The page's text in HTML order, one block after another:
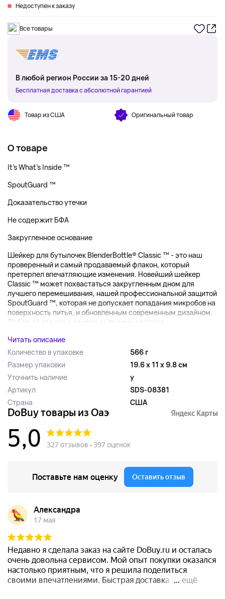
Недоступен к заказу
Все товары
В любой регион России за 15-20 дней
Бесплатная доставка с абсолютной гарантией
Товар из США Оригинальный товар
О товаре
It's What's Inside ™
SpoutGuard ™
Доказательство утечки
Не содержит БФА
Закругленное основание
Шейкер для бутылочек BlenderBottle® Classic ™ - это наш
проверенный и самый продаваемый флакон, который
претерпел впечатляющие изменения. Новейший шейкер
Classic ™ может похвастаться закругленным дном для
лучшего перемешивания, нашей профессиональной защитой
SpoutGuard ™, которая не допускает попадания микробов на
поверхность питья, и обновленным современным дизайном.
Добавьте все это к основным преимуществам,...
Читать описание
Количество в упаковке
566 г
Размер упаковки
19.6 x 11 x 9.8 см
Уточнить наличие
y
Артикул
SDS-08381
Страна
США